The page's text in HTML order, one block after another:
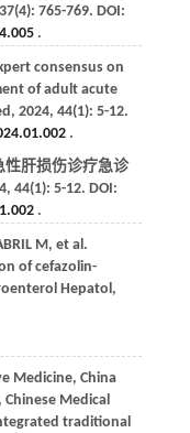
37(4): 765-769. DOI:
.
consensus on
of adult acute
, 2024, 44(1): 5-12.
.
性肝损伤诊疗急诊
, 44(1): 5-12. DOI:
.
M, et al.
of cefazolin-
Hepatol,
Medicine, China
Medical
traditional